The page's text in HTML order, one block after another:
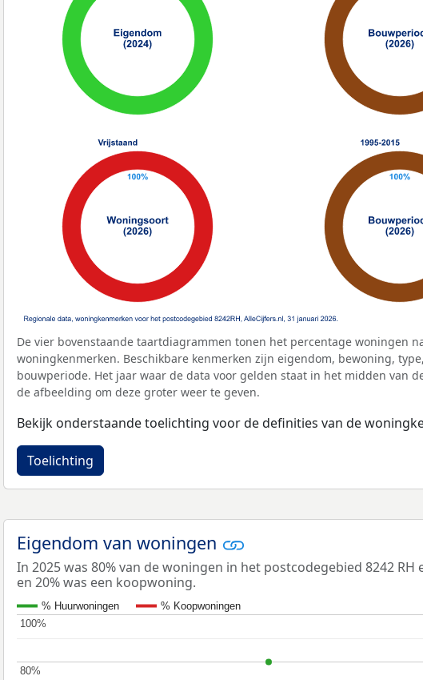
De vier bovenstaande taartdiagrammen tonen het percentage woningen
woningkenmerken. Beschikbare kenmerken zijn eigendom, bewoning,
bouwperiode. Het jaar waar de data voor gelden staat in het midden van
de afbeelding om deze groter weer te geven.
Bekijk onderstaande toelichting voor de definities van de
Toelichting
Eigendom van woningen
In 2025 was 80% van de woningen in het postcodegebied 8242
en 20% was een koopwoning.
% Huurwoningen % Koopwoningen
80%
80%
100%
100%